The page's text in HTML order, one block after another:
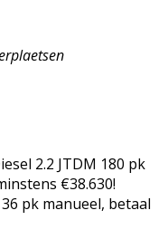
2.2 JTDM 180 pk
€38.630!
pk manueel, betaal